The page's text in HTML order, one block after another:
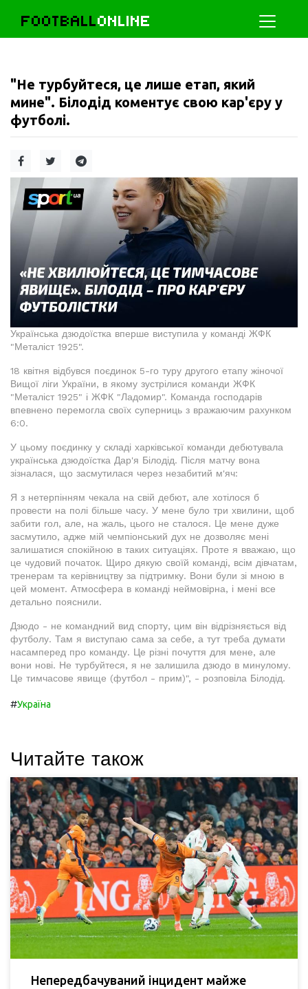
FOOTBALLONLINE
"Не турбуйтеся, це лише етап, який
мине". Білодід коментує свою кар'єру у
футболі.
Українська дзюдоїстка вперше виступила у команді ЖФК
"Металіст 1925".
18 квітня відбувся поєдинок 5-го туру другого етапу жіночої
Вищої ліги України, в якому зустрілися команди ЖФК
"Металіст 1925" і ЖФК "Ладомир". Команда господарів
впевнено перемогла своїх суперниць з вражаючим рахунком
6:0.
У цьому поєдинку у складі харківської команди дебютувала
українська дзюдоїстка Дар'я Білодід. Після матчу вона
зізналася, що засмутилася через незабитий м'яч:
Я з нетерпінням чекала на свій дебют, але хотілося б
провести на полі більше часу. У мене було три хвилини, щоб
забити гол, але, на жаль, цього не сталося. Це мене дуже
засмутило, адже мій чемпіонський дух не дозволяє мені
залишатися спокійною в таких ситуаціях. Проте я вважаю, що
це чудовий початок. Щиро дякую своїй команді, всім дівчатам,
тренерам та керівництву за підтримку. Вони були зі мною в
цей момент. Атмосфера в команді неймовірна, і мені все
детально пояснили.
Дзюдо - не командний вид спорту, цим він відрізняється від
футболу. Там я виступаю сама за себе, а тут треба думати
насамперед про команду. Це різні почуття для мене, але
вони нові. Не турбуйтеся, я не залишила дзюдо в минулому.
Це тимчасове явище (футбол - прим)", - розповіла Білодід.
#Україна
Читайте також
Непередбачуваний інцидент майже